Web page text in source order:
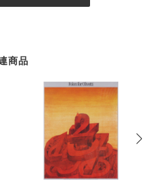
商品